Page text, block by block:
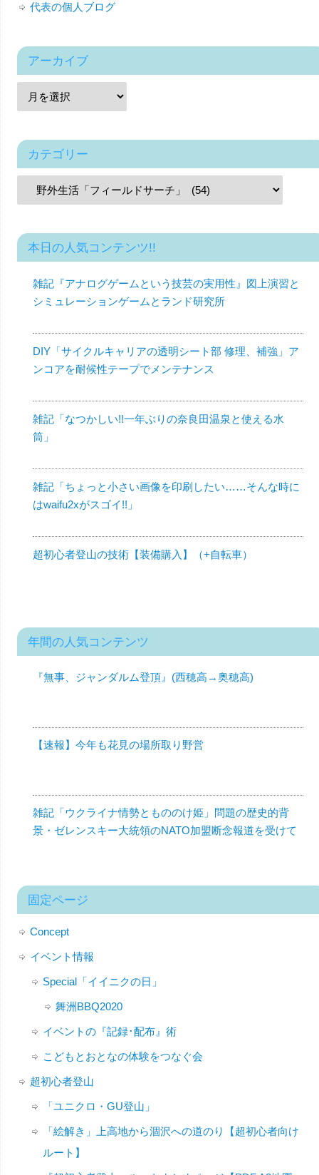
代表の個人ブログ
アーカイブ
カテゴリー
本日の人気コンテンツ!!
雑記『アナログゲームという技芸の実用性』図上演習と
シミュレーションゲームとランド研究所
DIY「サイクルキャリアの透明シート部 修理、補強」ア
ンコアを耐候性テープでメンテナンス
雑記「なつかしい!!一年ぶりの奈良田温泉と使える水
筒」
雑記「ちょっと小さい画像を印刷したい……そんな時に
はwaifu2xがスゴイ!!」
超初心者登山の技術【装備購入】（+自転車）
年間の人気コンテンツ
『無事、ジャンダルム登頂』(西穂高→奥穂高)
【速報】今年も花見の場所取り野営
雑記「ウクライナ情勢ともののけ姫」問題の歴史的背
景・ゼレンスキー大統領のNATO加盟断念報道を受けて
固定ページ
Concept
イベント情報
Special「イイニクの日」
舞洲BBQ2020
イベントの『記録･配布』術
こどもとおとなの体験をつなぐ会
超初心者登山
「ユニクロ・GU登山」
「絵解き」上高地から涸沢への道のり【超初心者向け
ルート】